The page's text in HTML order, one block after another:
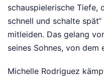
schauspielerische Tiefe,
schnell und schalte
mitleiden. Das gelang
seines Sohnes, von
Michelle Rodriguez